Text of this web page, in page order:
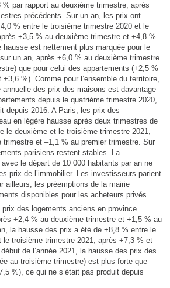
% par rapport au deuxième trimestre, après
précédents. Sur un an, les prix ont
% entre le troisième trimestre 2020 et le
+3,5 % au deuxième trimestre et +4,8 %
hausse est nettement plus marquée pour le
un an, après +6,0 % au deuxième trimestre
que pour celui des appartements (+2,5 %
%). Comme pour l’ensemble du territoire,
annuelle des prix des maisons est davantage
depuis le quatrième trimestre 2020,
depuis 2016. A Paris, les prix des
en légère hausse après deux trimestres de
le deuxième et le troisième trimestre 2021,
trimestre et –1,1 % au premier trimestre. Sur
parisiens restent stables. La
le départ de 10 000 habitants par an ne
prix de l’immobilier. Les investisseurs parient
ailleurs, les préemptions de la mairie
disponibles pour les acheteurs privés.
des logements anciens en province
+2,4 % au deuxième trimestre et +1,5 % au
la hausse des prix a été de +8,8 % entre le
le troisième trimestre 2021, après +7,3 % et
de l’année 2021, la hausse des prix des
au troisième trimestre) est plus forte que
%), ce qui ne s’était pas produit depuis